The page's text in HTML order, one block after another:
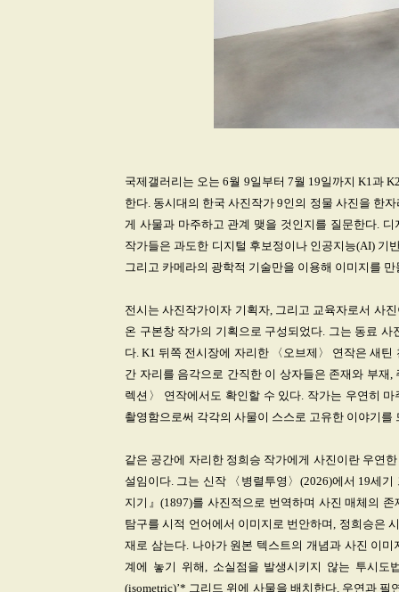
국제갤러리는 오는 6월 9일부터 7월 19일까지 K1과
한다. 동시대의 한국 사진작가 9인의 정물 사진을 한
게 사물과 마주하고 관계 맺을 것인지를 질문한다.
작가들은 과도한 디지털 후보정이나 인공지능(AI) 기
그리고 카메라의 광학적 기술만을 이용해 이미지를 만
전시는 사진작가이자 기획자, 그리고 교육자로서 사
온 구본창 작가의 기획으로 구성되었다. 그는 동료
다. K1 뒤쪽 전시장에 자리한 〈오브제〉 연작은 새
간 자리를 음각으로 간직한 이 상자들은 존재와 부재
렉션〉 연작에서도 확인할 수 있다. 작가는 우연히
촬영함으로써 각각의 사물이 스스로 고유한 이야기를
같은 공간에 자리한 정희승 작가에게 사진이란 우연
설임이다. 그는 신작 〈병렬투영〉(2026)에서 19세
지기』(1897)를 사진적으로 번역하며 사진 매체의
탐구를 시적 언어에서 이미지로 번안하며, 정희승은
재로 삼는다. 나아가 원본 텍스트의 개념과 사진 이
계에 놓기 위해, 소실점을 발생시키지 않는 투시도
(isometric)’* 그리드 위에 사물을 배치한다. 우연과